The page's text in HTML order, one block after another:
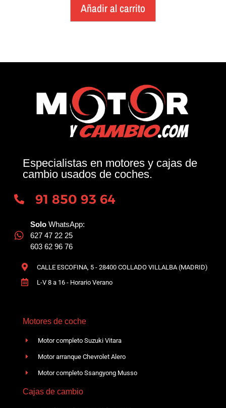
Añadir al carrito
Especialistas en motores y cajas de
cambio usados de coches.
91 850 93 64
Solo WhatsApp:
627 47 22 25
603 62 96 76
CALLE ESCOFINA, 5 - 28400 COLLADO VILLALBA (MADRID)
L-V 8 a 16 - Horario Verano
Motores de coche
Motor completo Suzuki Vitara
Motor arranque Chevrolet Alero
Motor completo Ssangyong Musso
Cajas de cambio